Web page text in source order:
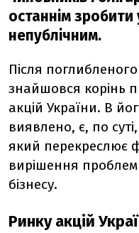
останнім зробити
непублічним.
Після
знайшовся корінь
акцій України. В
виявлено, є, по
який перекреслює
вирішення проблем
бізнесу.
Ринку акцій